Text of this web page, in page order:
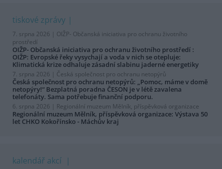
tiskové zprávy
7. srpna 2026 | OIŽP- Občanská iniciativa pro ochranu životního
prostředí
OIŽP- Občanská iniciativa pro ochranu životního prostředí :
OIŽP: Evropské řeky vysychají a voda v nich se otepluje:
Klimatická krize odhaluje zásadní slabinu jaderné energetiky
7. srpna 2026 | Česká společnost pro ochranu netopýrů
Česká společnost pro ochranu netopýrů: „Pomoc, máme v domě
netopýry!“ Bezplatná poradna ČESON je v létě zavalena
telefonáty. Sama potřebuje finanční podporu.
6. srpna 2026 | Regionální muzeum Mělník, příspěvková organizace
Regionální muzeum Mělník, příspěvková organizace: Výstava 50
let CHKO Kokořínsko - Máchův kraj
kalendář akcí